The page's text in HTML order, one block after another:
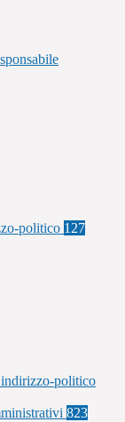
politico 127
politico
823